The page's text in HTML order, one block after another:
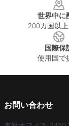
世界中に
200カ国以
国際保
使用国で
お問い合わせ